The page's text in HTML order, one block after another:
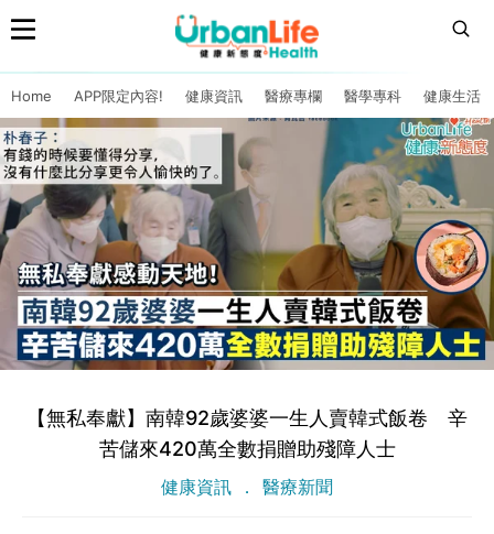
Home APP限定內容! 健康資訊 醫療專欄 醫學專科 健康生活
【無私奉獻】南韓92歲婆婆一生人賣韓式飯卷 辛
苦儲來420萬全數捐贈助殘障人士
健康資訊 醫療新聞